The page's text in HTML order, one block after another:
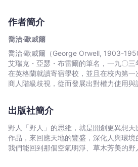
裝
藏
版）
-
喬
威
爾
-
文
達對現實社會的質疑。相對於烏托邦強
托邦則以個人特質與自由意志為重心。最
表達的最大重點，在於探討表面科技進步
真的是人們追求的生活呢？ 近年來，從《時間迴旋》、《飢餓
遊戲》，到《羊毛記》，可發現這類型反
人民對現實的不滿，而想找一個逃離現
的窗口。 而《我們》、《一九八四》、《美麗新世界》則可說
戰爭即和平。自由即奴役。而老大哥正注視著你
去就控制未來，誰控制現在就控制
你出賣了我，我出賣了你。 喬治・歐威爾的經典小說《一九八
四》，是一個人的夢魘式奧德賽遠遊，他
統治的世界，以及一個不但控制資訊、也
作者簡介
喬治‧歐威爾
喬治‧歐威爾（George Orwell, 1903-1950） 喬治・歐威
艾瑞克・亞瑟・布雷爾的筆名，一九〇三
在英格蘭就讀寄宿學校，並且在校內第
商人階級歧視，從而發展出對權力使用與
緬甸度過的時光對他影響深遠，五年後
宣布他要成為一位作家。 這位發現自己幾乎身無分文、開始以
洗碗工為生的年輕作家，在他出版的第
記》（1933）裡，憑第一手經驗探究貧
是《緬甸時光》（1934），這本書回顧
出版社簡介
野人「野人」的思維，就是開創更異想
作品，來回應天地的豐盛，深化人與環境
我們能回到那個空氣明淨、草木芳美的野